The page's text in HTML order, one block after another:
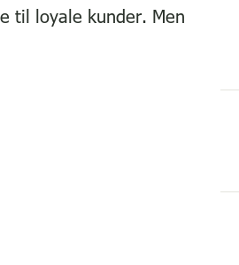
til loyale kunder. Men